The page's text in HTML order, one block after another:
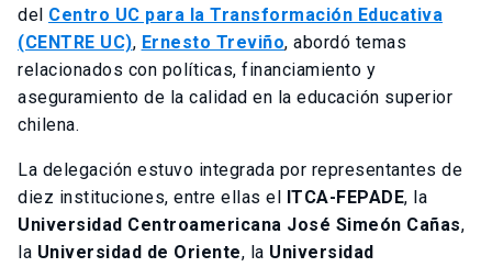
del Centro UC para la Transformación Educativa
(CENTRE UC), Ernesto Treviño, abordó temas
relacionados con políticas, financiamiento y
aseguramiento de la calidad en la educación superior
chilena.
La delegación estuvo integrada por representantes de
diez instituciones, entre ellas el ITCA-FEPADE, la
Universidad Centroamericana José Simeón Cañas,
la Universidad de Oriente, la Universidad